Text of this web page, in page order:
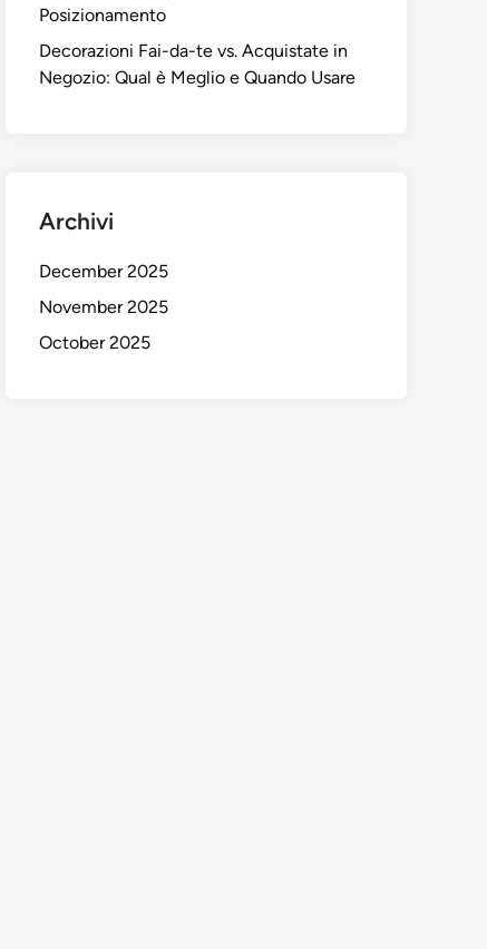
Posizionamento
Decorazioni Fai-da-te vs. Acquistate in
Negozio: Qual è Meglio e Quando Usare
Archivi
December 2025
November 2025
October 2025